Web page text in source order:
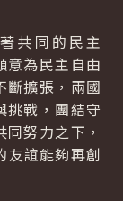
共同的民主
意為民主自由
斷擴張，兩國
挑戰，團結守
努力之下，
友誼能夠再創